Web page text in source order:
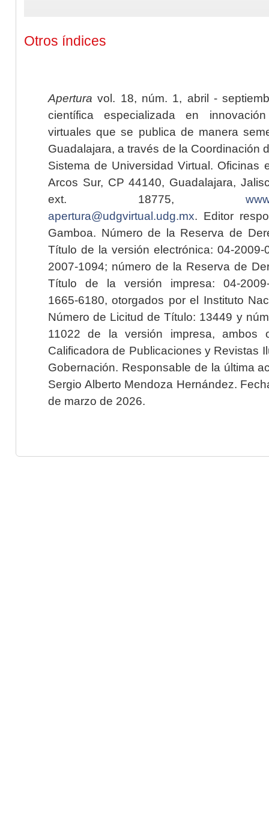
Otros índices
Apertura vol. 18, núm. 1, abril -
científica especializada en
virtuales que se publica de manera
Guadalajara, a través de la Coordinación
Sistema de Universidad Virtual. Oficinas
Arcos Sur, CP 44140, Guadalajara,
ext. 18775,
apertura@udgvirtual.udg.mx. Editor
Gamboa. Número de la Reserva de
Título de la versión electrónica: 04-2009-
2007-1094; número de la Reserva de
Título de la versión impresa: 04-2009-
1665-6180, otorgados por el Instituto
Número de Licitud de Título: 13449 y
11022 de la versión impresa, ambos
Calificadora de Publicaciones y Revistas
Gobernación. Responsable de la última
Sergio Alberto Mendoza Hernández.
de marzo de 2026.